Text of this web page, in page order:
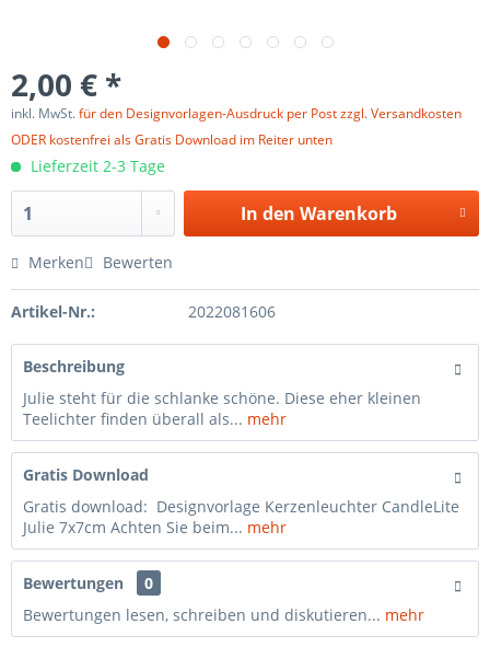
2,00 € *
inkl. MwSt.für den Designvorlagen-Ausdruck per Post zzgl. Versandkosten
ODER kostenfrei als Gratis Download im Reiter unten
Lieferzeit 2-3 Tage
In den Warenkorb
Merken Bewerten
Artikel-Nr.: 2022081606
Beschreibung
Julie steht für die schlanke schöne. Diese eher kleinen
Teelichter finden überall als... mehr
Gratis Download
Gratis download: Designvorlage Kerzenleuchter CandleLite
Julie 7x7cm Achten Sie beim... mehr
Bewertungen
0
Bewertungen lesen, schreiben und diskutieren... mehr